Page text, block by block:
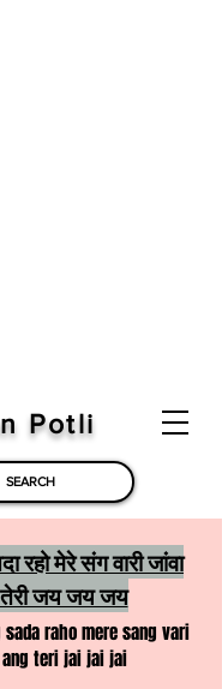
Potli
रहो मेरे संग वारी जांवा
जय जय जय
raho mere sang vari
teri jai jai jai